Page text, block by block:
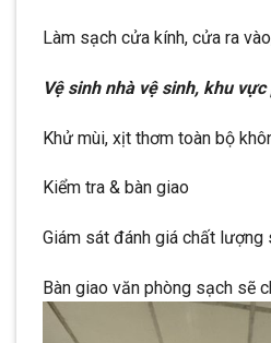
Làm sạch cửa kính, cửa ra
Vệ sinh nhà vệ sinh, khu vực
Khử mùi, xịt thơm toàn bộ
Kiểm tra & bàn giao
Giám sát đánh giá chất lượng
Bàn giao văn phòng sạch sẽ